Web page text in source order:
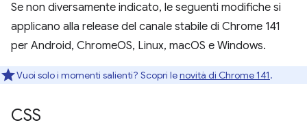
Se non diversamente indicato, le seguenti modifiche si
applicano alla release del canale stabile di Chrome 141
per Android, ChromeOS, Linux, macOS e Windows.
Vuoi solo i momenti salienti? Scopri lenovità di Chrome 141.
CSS